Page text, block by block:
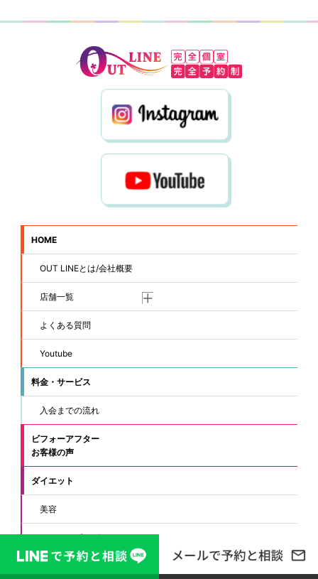
HOME
OUT LINEとは/会社概要
店舗一覧
よくある質問
Youtube
料金・サービス
入会までの流れ
ビフォーアフター
お客様の声
ダイエット
美容
スタッフブログ